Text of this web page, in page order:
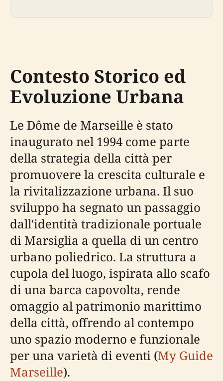
Contesto Storico ed
Evoluzione Urbana
Le Dôme de Marseille è stato
inaugurato nel 1994 come parte
della strategia della città per
promuovere la crescita culturale e
la rivitalizzazione urbana. Il suo
sviluppo ha segnato un passaggio
dall'identità tradizionale portuale
di Marsiglia a quella di un centro
urbano poliedrico. La struttura a
cupola del luogo, ispirata allo scafo
di una barca capovolta, rende
omaggio al patrimonio marittimo
della città, offrendo al contempo
uno spazio moderno e funzionale
per una varietà di eventi (My Guide
Marseille).